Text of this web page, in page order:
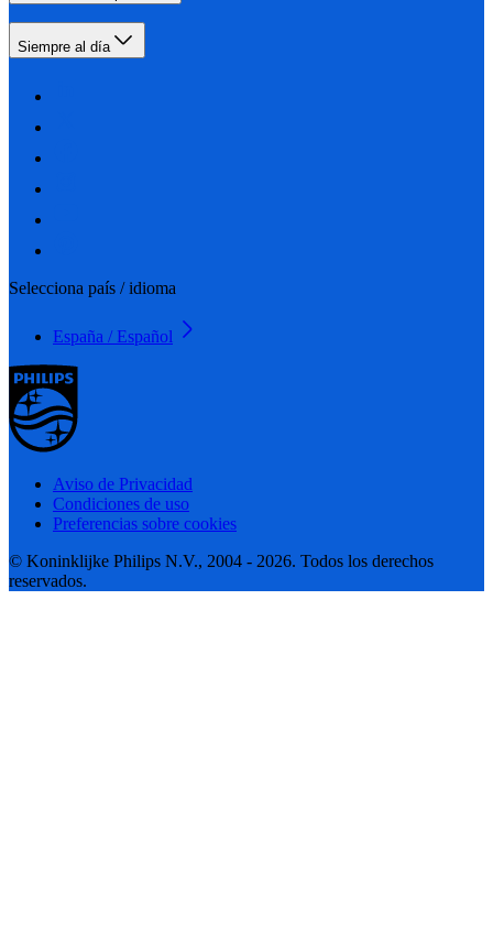
Siempre al día
Selecciona país / idioma
España / Español
Aviso de Privacidad
Condiciones de uso
Preferencias sobre cookies
© Koninklijke Philips N.V., 2004 - 2026. Todos los derechos
reservados.